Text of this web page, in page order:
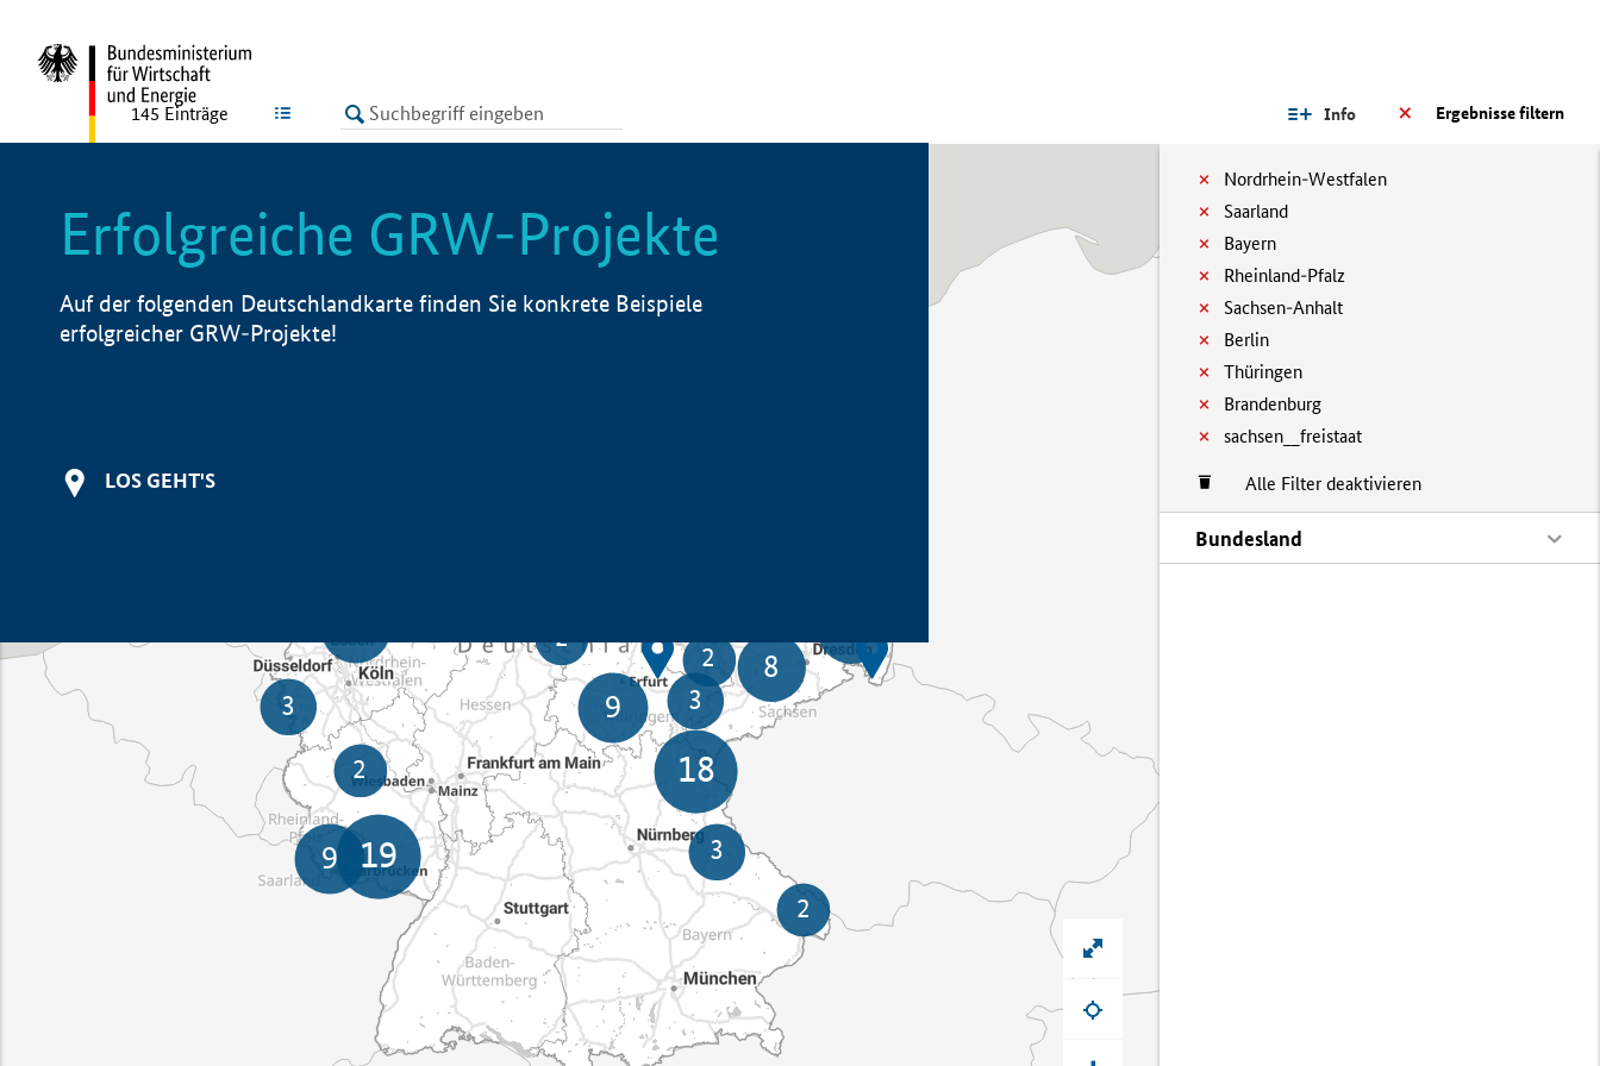
LISTE Ergebnisse filtern
Info
Nordrhein-Westfalen
Saarland
Bayern
Rheinland-Pfalz
Sachsen-Anhalt
Berlin
Thüringen
Brandenburg
sachsen__freistaat
Alle Filter deaktivieren
Bundesland
145 Einträge
Erfolgreiche GRW-Projekte
Auf der folgenden Deutschlandkarte finden Sie konkrete Beispiele
erfolgreicher GRW-Projekte!
LOS GEHT'S